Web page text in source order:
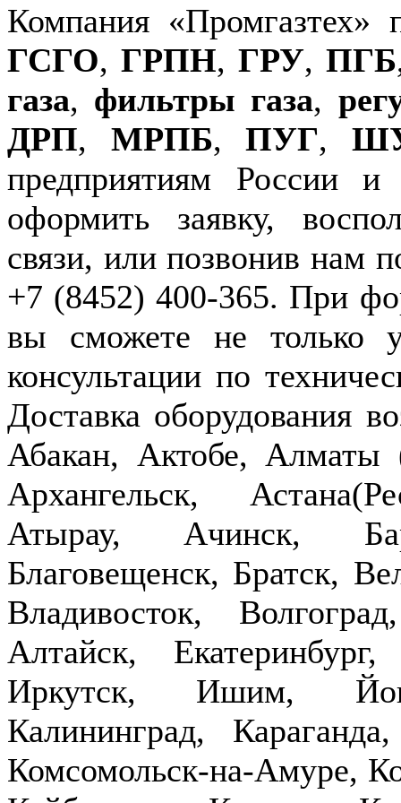
Компания «Промгазтех»
ГСГО, ГРПН, ГРУ, ПГБ
газа, фильтры газа,
ДРП, МРПБ,ПУГ,
предприятиям России
оформить заявку,
связи, или позвонив нам
+7 (8452) 400-365. При
вы сможете не только
консультации по
Доставка оборудования
Абакан, Актобе,
Архангельск,
Атырау, Ачинск,
Благовещенск, Братск,
Владивосток,
Алтайск,
Иркутск, Ишим,
Калининград,
Комсомольск-на-Амуре,